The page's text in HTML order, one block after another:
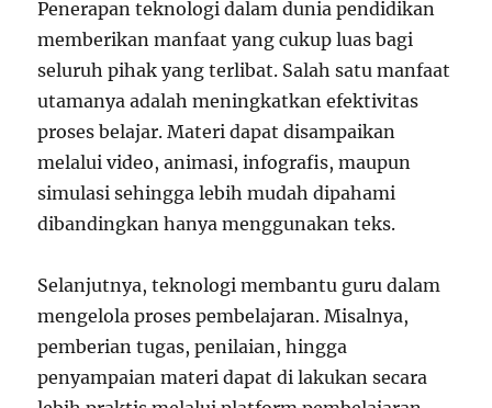
Penerapan teknologi dalam dunia pendidikan
memberikan manfaat yang cukup luas bagi
seluruh pihak yang terlibat. Salah satu manfaat
utamanya adalah meningkatkan efektivitas
proses belajar. Materi dapat disampaikan
melalui video, animasi, infografis, maupun
simulasi sehingga lebih mudah dipahami
dibandingkan hanya menggunakan teks.
Selanjutnya, teknologi membantu guru dalam
mengelola proses pembelajaran. Misalnya,
pemberian tugas, penilaian, hingga
penyampaian materi dapat di lakukan secara